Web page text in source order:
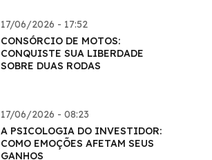
17/06/2026 - 17:52
CONSÓRCIO DE MOTOS:
CONQUISTE SUA LIBERDADE
SOBRE DUAS RODAS
17/06/2026 - 08:23
A PSICOLOGIA DO INVESTIDOR:
COMO EMOÇÕES AFETAM SEUS
GANHOS